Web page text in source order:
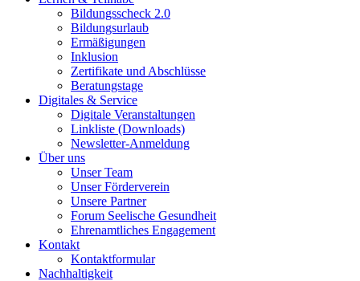
Bildungsscheck 2.0
Bildungsurlaub
Ermäßigungen
Inklusion
Zertifikate und Abschlüsse
Beratungstage
Digitales & Service
Digitale Veranstaltungen
Linkliste (Downloads)
Newsletter-Anmeldung
Über uns
Unser Team
Unser Förderverein
Unsere Partner
Forum Seelische Gesundheit
Ehrenamtliches Engagement
Kontakt
Kontaktformular
Nachhaltigkeit